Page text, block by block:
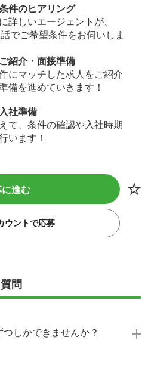
件のヒアリング
詳しいエージェントが、
でご希望条件をお伺いしま
紹介・面接準備
にマッチした求人をご紹介
備を進めていきます！
社準備
て、条件の確認や入社時期
います！
進む
ウントで応募
問
しかできませんか？